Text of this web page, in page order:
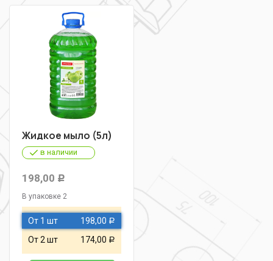
Жидкое мыло (5л)
в наличии
198,00 Р
В упаковке 2
От 1 шт 198,00 Р
От 2 шт 174,00 Р